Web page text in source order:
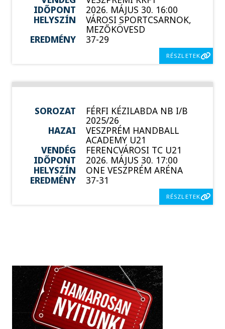
IDŐPONT
2026. MÁJUS 30. 16:00
HELYSZÍN
VÁROSI SPORTCSARNOK,
MEZŐKÖVESD
EREDMÉNY
37-29
RÉSZLETEK
SOROZAT FÉRFI KÉZILABDA NB I/B
2025/26
HAZAI
VESZPRÉM HANDBALL
ACADEMY U21
VENDÉG
FERENCVÁROSI TC U21
IDŐPONT
2026. MÁJUS 30. 17:00
HELYSZÍN
ONE VESZPRÉM ARÉNA
EREDMÉNY
37-31
RÉSZLETEK